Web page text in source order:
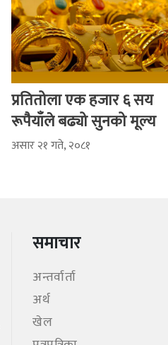
प्रतितोला एक हजार ६ सय
रूपैयाँले बढ्यो सुनको मूल्य
असार २१ गते, २०८१
समाचार
अन्तर्वार्ता
अर्थ
खेल